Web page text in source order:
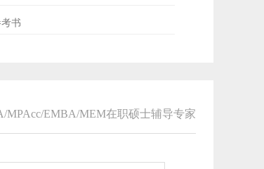
书
MPAcc/EMBA/MEM在职硕士辅导专家